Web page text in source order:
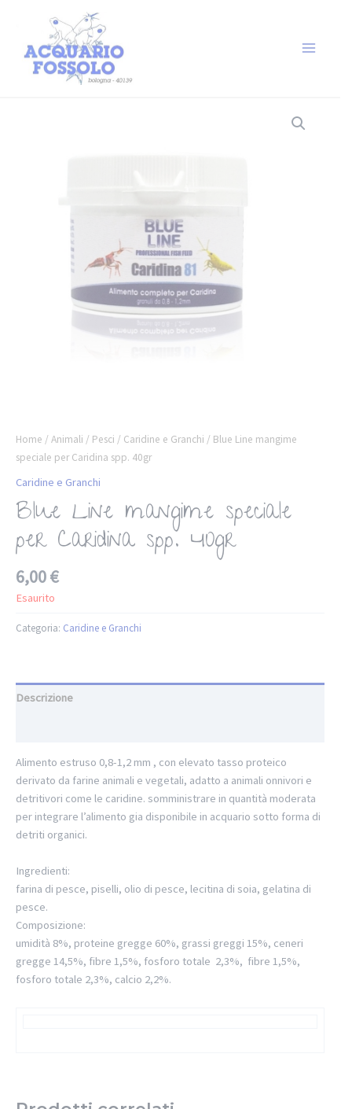
Home /Animali / Pesci / Caridine e Granchi / Blue Line mangime
speciale per Caridina spp. 40gr
Caridine e Granchi
Blue Line mangime speciale
per Caridina spp. 40gr
6,00€
Esaurito
Categoria: Caridine e Granchi
Descrizione
Alimento estruso 0,8-1,2 mm , con elevato tasso proteico
derivato da farine animali e vegetali, adatto a animali onnivori e
detritivori come le caridine. somministrare in quantità moderata
per integrare l’alimento gia disponibile in acquario sotto forma di
detriti organici.
Ingredienti:
farina di pesce, piselli, olio di pesce, lecitina di soia, gelatina di
pesce.
Composizione:
umidità 8%, proteine gregge 60%, grassi greggi 15%, ceneri
gregge 14,5%, fibre 1,5%, fosforo totale 2,3%, fibre 1,5%,
fosforo totale 2,3%, calcio 2,2%.